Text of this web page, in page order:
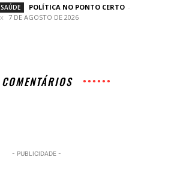
SAÚDE POLÍTICA NO PONTO CERTO -
7 DE AGOSTO DE 2026
COMENTÁRIOS
- PUBLICIDADE -